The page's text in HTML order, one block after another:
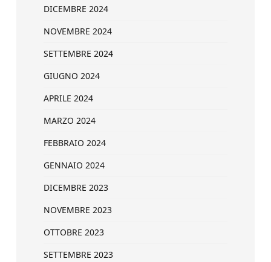
DICEMBRE 2024
NOVEMBRE 2024
SETTEMBRE 2024
GIUGNO 2024
APRILE 2024
MARZO 2024
FEBBRAIO 2024
GENNAIO 2024
DICEMBRE 2023
NOVEMBRE 2023
OTTOBRE 2023
SETTEMBRE 2023